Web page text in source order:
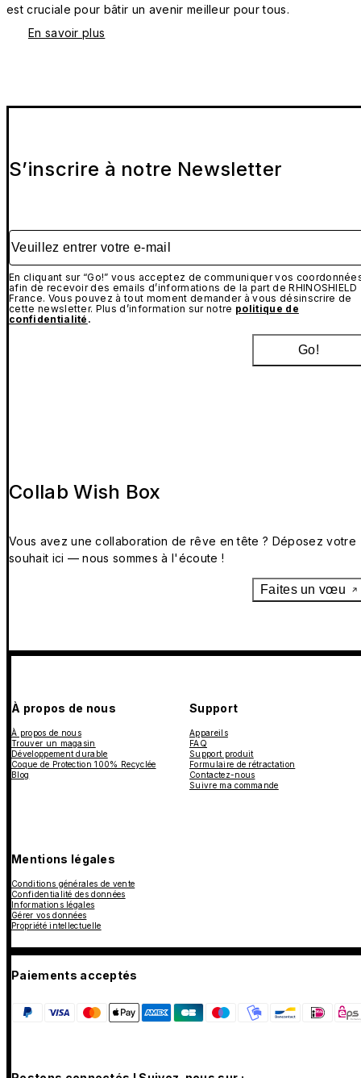
est cruciale pour bâtir un avenir meilleur pour tous.
En savoir plus
S’inscrire à notre Newsletter
Veuillez entrer votre e-mail
En cliquant sur “Go!” vous acceptez de communiquer vos
afin de recevoir des emails d’informations de la part de RHINOSHIELD
France. Vous pouvez à tout moment demander à vous désinscrire de
cette newsletter. Plus d’information sur notre politique de
confidentialité .
Go!
Collab Wish Box
Vous avez une collaboration de rêve en tête ? Déposez votre
souhait ici — nous sommes à l'écoute !
Faites un vœu
À propos de nous
À propos de nous
Trouver un magasin
Développement durable
Coque de Protection 100% Recyclée
Blog
Support
Appareils
FAQ
Support produit
Formulaire de rétractation
Contactez-nous
Suivre ma commande
Mentions légales
Conditions générales de vente
Confidentialité des données
Informations légales
Gérer vos données
Propriété intellectuelle
Paiements acceptés